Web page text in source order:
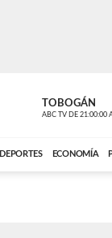
TOBOGÁN
ABC TV DE 21:00:00
DEPORTES ECONOMÍA